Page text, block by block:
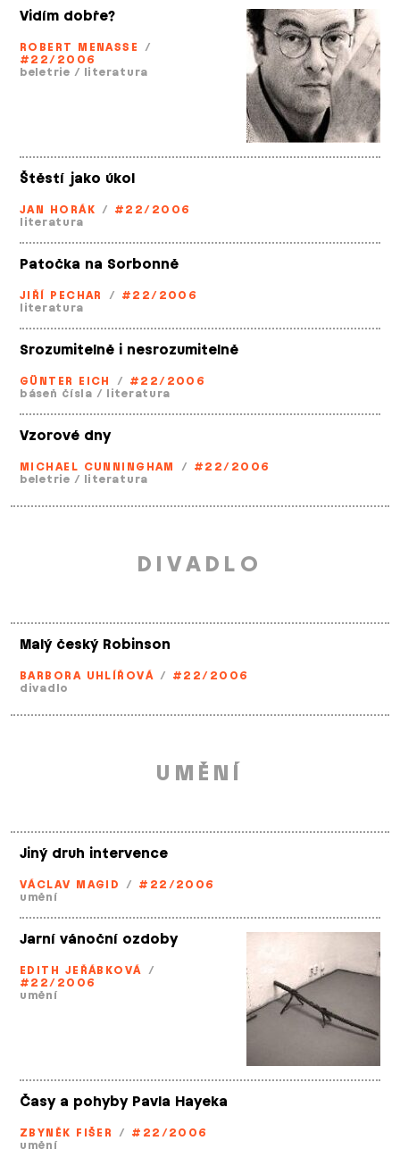
Vidím dobře?
ROBERT MENASSE /
#22/2006
beletrie / literatura
Štěstí jako úkol
JAN HORÁK / #22/2006
literatura
Patočka na Sorbonně
JIŘÍ PECHAR / #22/2006
literatura
Srozumitelně i nesrozumitelně
GÜNTER EICH / #22/2006
báseň čísla / literatura
Vzorové dny
MICHAEL CUNNINGHAM / #22/2006
beletrie / literatura
DIVADLO
Malý český Robinson
BARBORA UHLÍŘOVÁ / #22/2006
divadlo
UMĚNÍ
Jiný druh intervence
VÁCLAV MAGID / #22/2006
umění
Jarní vánoční ozdoby
EDITH JEŘÁBKOVÁ /
#22/2006
umění
Časy a pohyby Pavla Hayeka
ZBYNĚK FIŠER / #22/2006
umění